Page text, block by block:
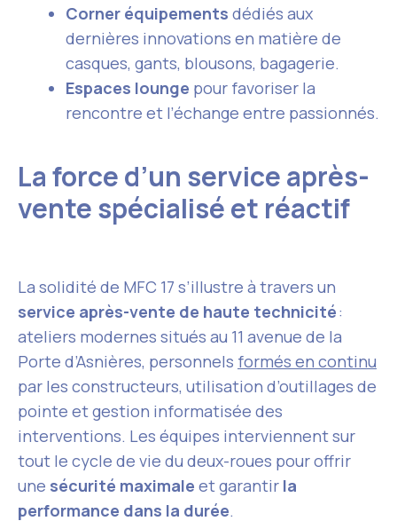
Corner équipements dédiés aux
dernières innovations en matière de
casques, gants, blousons, bagagerie.
Espaces lounge pour favoriser la
rencontre et l’échange entre passionnés.
La force d’un service après-
vente spécialisé et réactif
La solidité de MFC 17 s’illustre à travers un
service après-vente de haute technicité:
ateliers modernes situés au 11 avenue de la
Porte d’Asnières, personnels formés en continu
par les constructeurs, utilisation d’outillages de
pointe et gestion informatisée des
interventions. Les équipes interviennent sur
tout le cycle de vie du deux-roues pour offrir
une sécurité maximale et garantir la
performance dans la durée.